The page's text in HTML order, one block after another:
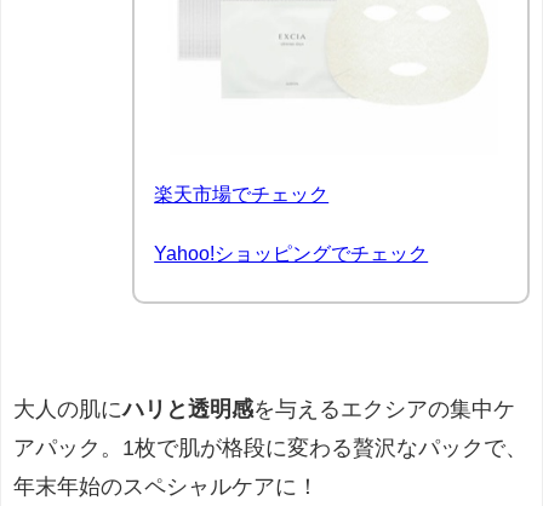
楽天市場でチェック
Yahoo!ショッピングでチェック
大人の肌にハリと透明感を与えるエクシアの集中ケ
アパック。1枚で肌が格段に変わる贅沢なパックで、
年末年始のスペシャルケアに！